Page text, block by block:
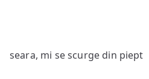
seara, mi se scurge din piept